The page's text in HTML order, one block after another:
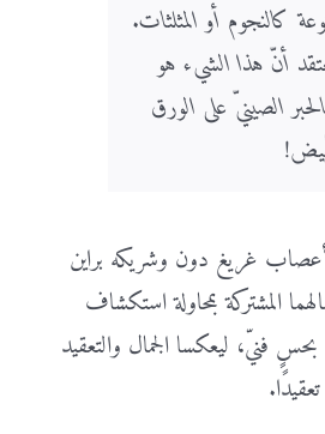
كالنجوم أو المثلثات.
أنّ هذا الشيء هو
الصينيّ على الورق
غريغ دون وشريكه براين
المشتركة بمحاولة استكشاف
بحسٍ فنيّ، ليعكسا الجمال والتعقيد